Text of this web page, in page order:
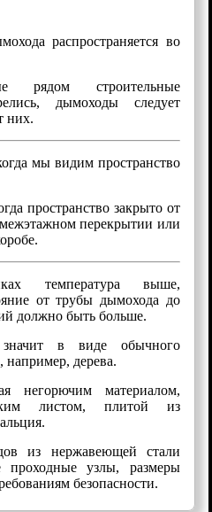
распространяется во
рядом строительные
дымоходы следует
них.
мы видим пространство
пространство закрыто от
перекрытии или
температура выше,
от трубы дымохода до
должно быть больше.
в виде обычного
например, дерева.
негорючим материалом,
листом, плитой из
из нержавеющей стали
проходные узлы, размеры
безопасности.